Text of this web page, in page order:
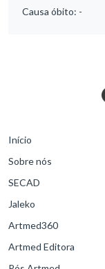
Causa óbito: -
Início
Sobre nós
SECAD
Jaleko
Artmed360
Artmed Editora